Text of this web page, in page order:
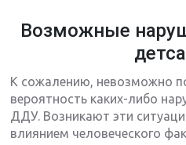
Возможные
К сожалению, невозможно
вероятность каких-либо
ДДУ. Возникают эти
влиянием человеческого